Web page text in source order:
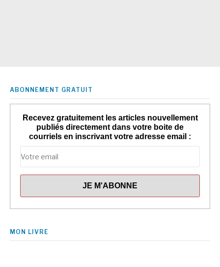
ABONNEMENT GRATUIT
Recevez gratuitement les articles nouvellement
publiés directement dans votre boite de
courriels en inscrivant votre adresse email :
MON LIVRE